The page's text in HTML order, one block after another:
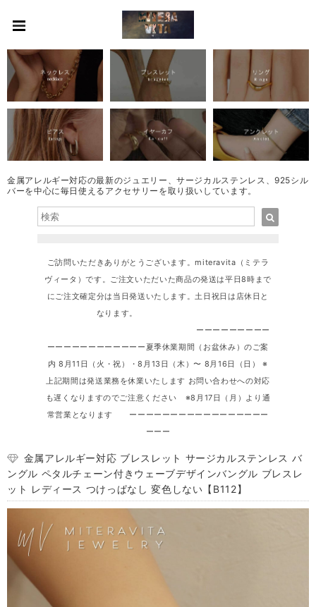
金属アレルギー対応の最新のジュエリー、サージカルステンレス、925シル
バーを中心に毎日使えるアクセサリーを取り扱いしています。
ご訪問いただきありがとうございます。miteravita（ミテラ
ヴィータ）です。ご注文いただいた商品の発送は平日8時まで
にご注文確定分は当日発送いたします。土日祝日は店休日と
なります。
ーーーーーーーーー
ーーーーーーーーーーーー夏季休業期間（お盆休み）のご案
内 8月11日（火・祝）・8月13日（木）〜 8月16日（日） ※
上記期間は発送業務を休業いたします お問い合わせへの対応
も遅くなりますのでご注意ください ※8月17日（月）より通
常営業となります ーーーーーーーーーーーーーーーーー
ーーー
金属アレルギー対応 ブレスレット サージカルステンレス バ
ングル ペタルチェーン付きウェーブデザインバングル ブレスレ
ット レディース つけっぱなし 変色しない【B112】